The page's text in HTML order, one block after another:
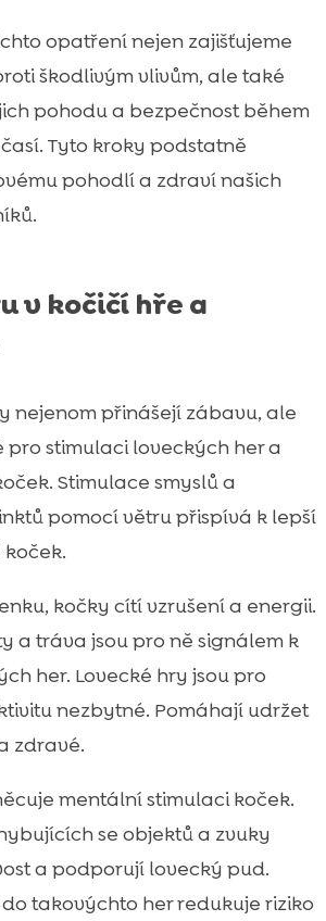
opatření nejen zajišťujeme
škodlivým vlivům, ale také
pohodu a bezpečnost během
Tyto kroky podstatně
pohodlí a zdraví našich
v kočičí hře a
nejenom přinášejí zábavu, ale
pro stimulaci loveckých her a
Stimulace smyslů a
pomocí větru přispívá k lepší
kočky cítí vzrušení a energii.
a tráva jsou pro ně signálem k
her. Lovecké hry jsou pro
nezbytné. Pomáhají udržet
zdravé.
mentální stimulaci koček.
se objektů a zvuky
a podporují lovecký pud.
takovýchto her redukuje riziko